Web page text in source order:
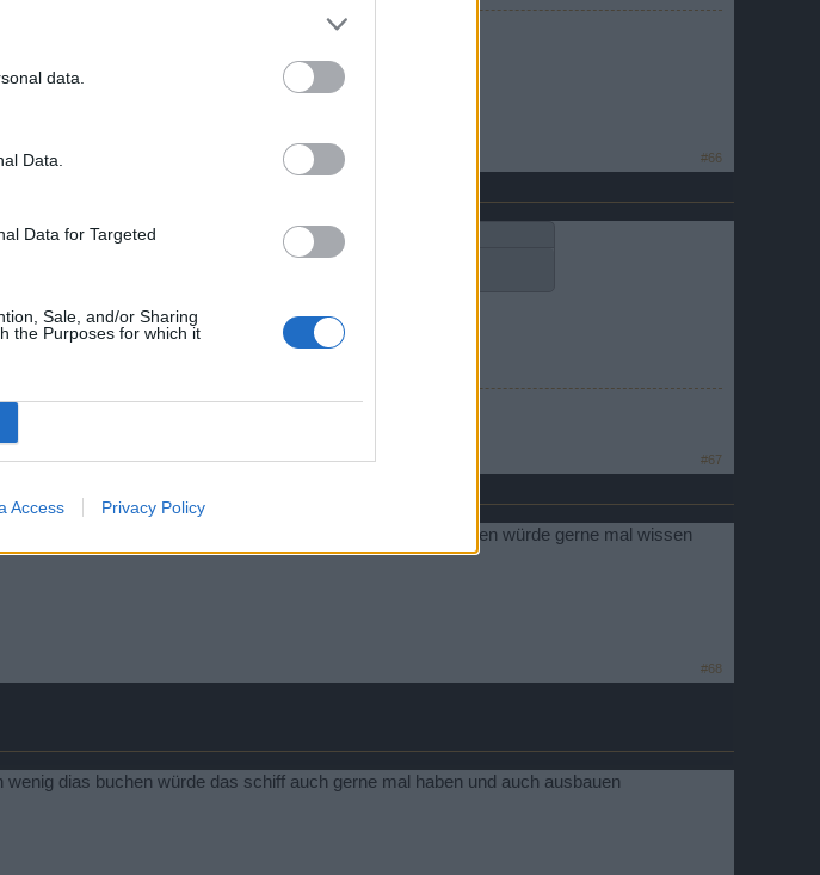
data.
Data.
Data for Targeted
Sale, and/or Sharing
the Purposes for which it
Access Privacy Policy
#66
Team.
bei dem Universum bin ich mir noch nicht ganz sicher."
#67
dem Testserver-Account Münzen und ein "Paar" dias buchen würde gerne mal wissen
#68
dias buchen würde das schiff auch gerne mal haben und auch ausbauen